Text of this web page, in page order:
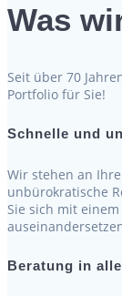
Was
Seit über 70
Portfolio für Sie!
Schnelle und
Wir stehen an
unbürokratische
Sie sich mit
Beratung in